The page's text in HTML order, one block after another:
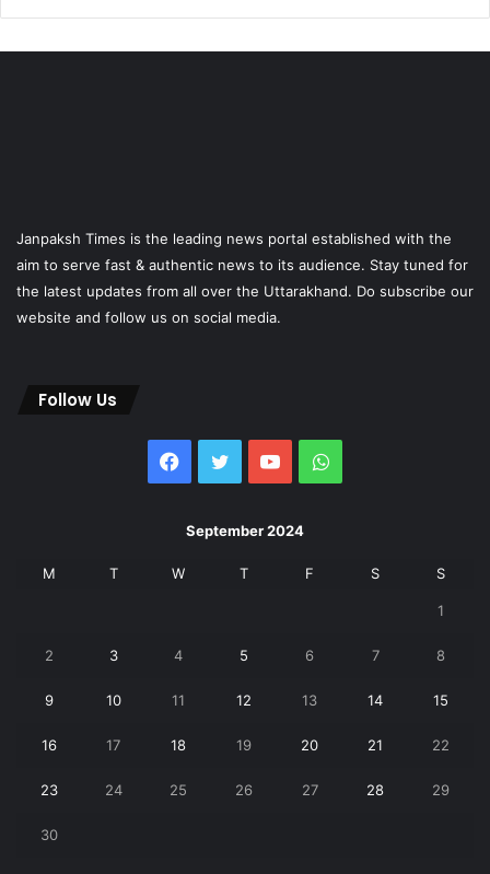
Janpaksh Times is the leading news portal established with the
aim to serve fast & authentic news to its audience. Stay tuned for
the latest updates from all over the Uttarakhand. Do subscribe our
website and follow us on social media.
Follow Us
Facebook
Twitter YouTubeWhatsApp
September 2024
M T W T F S S
1
2 3 4 5 6 7 8
9 10 11 12 13 14 15
16 17 18 19 20 21 22
23 24 25 26 27 28 29
30